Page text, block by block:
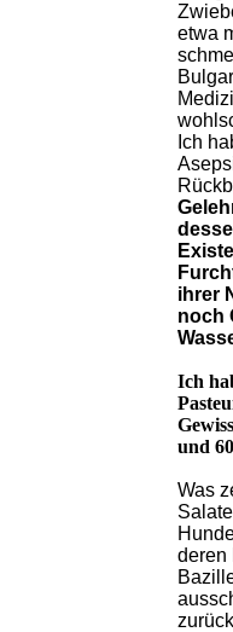
etwa
Ich
ihrer
noch
Ich
und
Was
deren